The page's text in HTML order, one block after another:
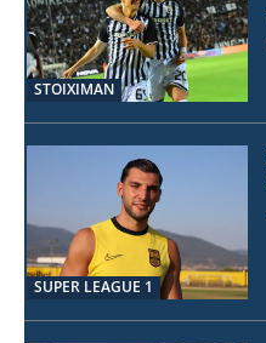
STOIXIMAN
SUPER LEAGUE 1